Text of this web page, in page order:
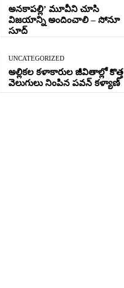
అనకాపల్లి’ మూవీని చూసి
విజయాన్ని అందించాలి – సోనూ
సూద్
UNCATEGORIZED
అల్లికల కళాకారుల జీవితాల్లో కొత్త
వెలుగులు నింపిన పవన్ కళ్యాణ్